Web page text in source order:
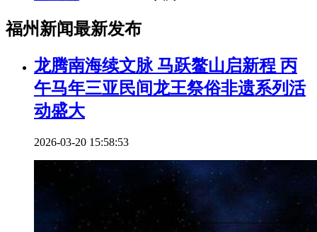
福州新闻最新发布
龙腾南海续文脉 马跃鳌山启新程 丙
午马年三亚民间龙王祭俗非遗系列活
动盛大
2026-03-20 15:58:53